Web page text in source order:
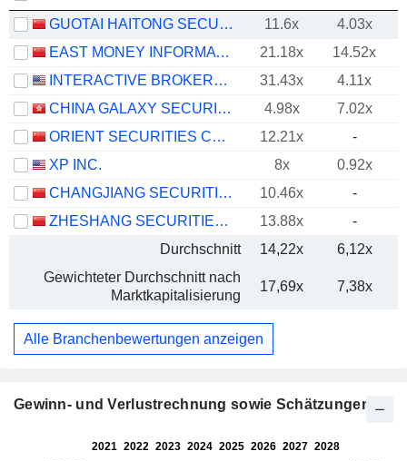
GUOTAI HAITONG SECURITIES CO., LTD. 11.6x
4.03x
EAST MONEY INFORMATION CO.,LTD.
21.18x 14.52x
INTERACTIVE BROKERS GROUP, INC.
31.43x
4.11x
CHINA GALAXY SECURITIES CO., LTD.
4.98x
7.02x
ORIENT SECURITIES COMPANY LIMITED
12.21x
-
XP INC.
8x
0.92x
CHANGJIANG SECURITIES COMPANY LIMITED
10.46x
-
ZHESHANG SECURITIES CO., LTD.
13.88x
-
Durchschnitt
14,22x
6,12x
Gewichteter Durchschnitt nach
Marktkapitalisierung
17,69x 7,38x
Alle Branchenbewertungen anzeigen
Gewinn- und Verlustrechnung sowie Schätzungen